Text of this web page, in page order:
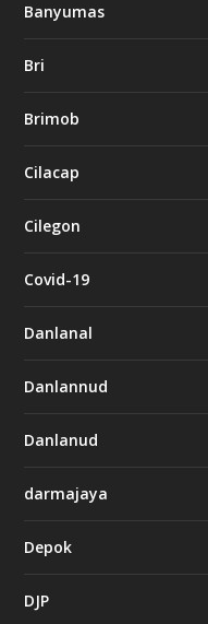
Banyumas
Bri
Brimob
Cilacap
Cilegon
Covid-19
Danlanal
Danlannud
Danlanud
darmajaya
Depok
DJP